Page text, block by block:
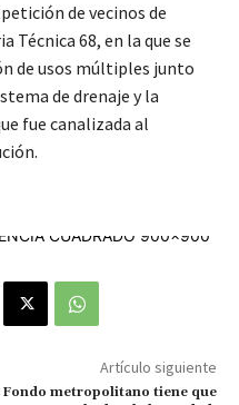
de vecinos de
Técnica 68, en la que se
de usos múltiples junto
de drenaje y la
fue canalizada al
Artículo siguiente
Fondo metropolitano tiene que